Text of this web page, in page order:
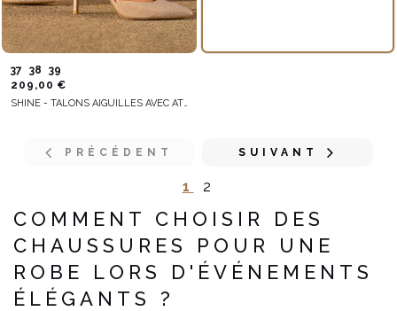
37 38
39
209,00 €
PRÉCÉDENT
1 2
SUIVANT
COMMENT CHOISIR DES
CHAUSSURES POUR UNE
ROBE LORS D'ÉVÉNEMENTS
ÉLÉGANTS ?